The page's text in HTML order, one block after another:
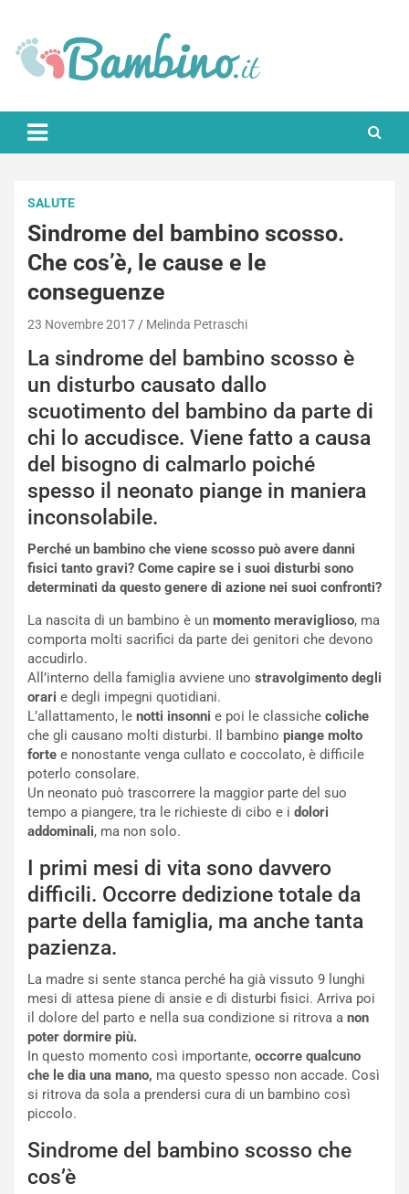
content
Bambino.it
SALUTE
Sindrome del bambino scosso.
Che cos’è, le cause e le
conseguenze
23 Novembre 2017 Melinda Petraschi
La sindrome del bambino scosso è
un disturbo causato dallo
scuotimento del bambino da parte di
chi lo accudisce. Viene fatto a causa
del bisogno di calmarlo poiché
spesso il neonato piange in maniera
inconsolabile.
Perché un bambino che viene scosso può avere danni
fisici tanto gravi? Come capire se i suoi disturbi sono
determinati da questo genere di azione nei suoi confronti?
La nascita di un bambino è un momento meraviglioso, ma
comporta molti sacrifici da parte dei genitori che devono
accudirlo.
All’interno della famiglia avviene uno stravolgimento degli
orari e degli impegni quotidiani.
L’allattamento, le notti insonni e poi le classiche coliche
che gli causano molti disturbi. Il bambino piange molto
forte e nonostante venga cullato e coccolato, è difficile
poterlo consolare.
Un neonato può trascorrere la maggior parte del suo
tempo a piangere, tra le richieste di cibo e i dolori
addominali, ma non solo.
I primi mesi di vita sono davvero
difficili. Occorre dedizione totale da
parte della famiglia, ma anche tanta
pazienza.
La madre si sente stanca perché ha già vissuto 9 lunghi
mesi di attesa piene di ansie e di disturbi fisici. Arriva poi
il dolore del parto e nella sua condizione si ritrova a non
poter dormire più.
In questo momento così importante, occorre qualcuno
che le dia una mano, ma questo spesso non accade. Così
si ritrova da sola a prendersi cura di un bambino così
piccolo.
Sindrome del bambino scosso che
cos’è